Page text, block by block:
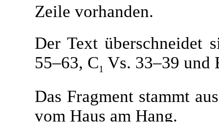
Zeile vorhanden.
Der Text überschneidet
55–63, C1 Vs. 33–39 und
Das Fragment stammt
vom Haus am Hang.